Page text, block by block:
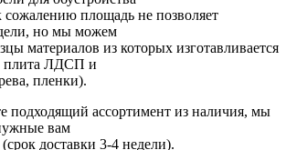
площадь не позволяет
но мы можем
материалов из которых изготавливается
плита ЛДСП и
пленки).
подходящий ассортимент из наличия, мы
вам
доставки 3-4 недели).